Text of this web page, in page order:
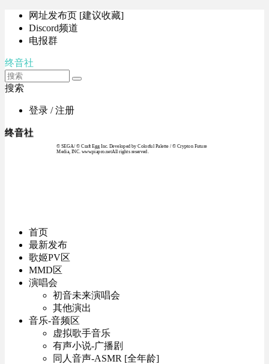
网址发布页 [建议收藏]
Discord频道
电报群
终音社
搜索
登录 / 注册
终音社
© SEGA / © Craft Egg Inc. Developed by Colorful Palette / © Crypton Future
Media, INC. www.piapro.netAll rights reserved.
首页
最新发布
歌姬PV区
MMD区
演唱会
初音未来演唱会
其他演出
音乐-音频区
虚拟歌手音乐
有声小说-广播剧
同人音声-ASMR [全年龄]